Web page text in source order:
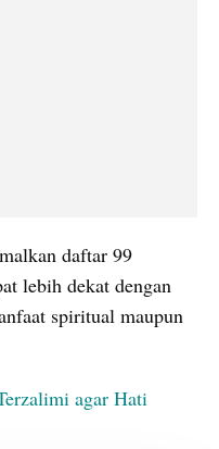
daftar 99
lebih dekat dengan
spiritual maupun
agar Hati